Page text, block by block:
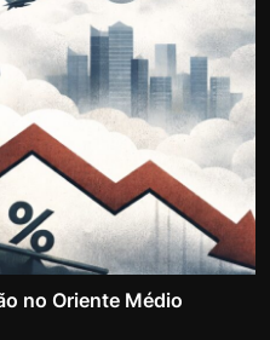
no Oriente Médio